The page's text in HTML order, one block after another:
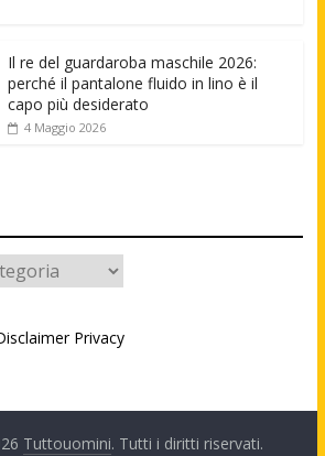
Il re del guardaroba maschile 2026:
perché il pantalone fluido in lino è il
capo più desiderato
4 Maggio 2026
Privacy
Tuttouomini. Tutti i diritti riservati.